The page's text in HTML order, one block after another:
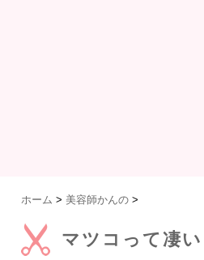
ホーム > 美容師かんの >
マツコって凄